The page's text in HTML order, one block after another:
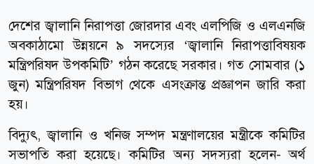
দেশের জ্বালানি নিরাপত্তা জোরদার এবং এলপিজি ও এলএনজি
অবকাঠামো উন্নয়নে ৯ সদস্যের ‘জ্বালানি নিরাপত্তাবিষয়ক
মন্ত্রিপরিষদ উপকমিটি’ গঠন করেছে সরকার। গত সোমবার (১
জুন) মন্ত্রিপরিষদ বিভাগ থেকে এসংক্রান্ত প্রজ্ঞাপন জারি করা
হয়।
বিদ্যুৎ, জ্বালানি ও খনিজ সম্পদ মন্ত্রণালয়ের মন্ত্রীকে কমিটির
সভাপতি করা হয়েছে। কমিটির অন্য সদস্যরা হলেন- অর্থ